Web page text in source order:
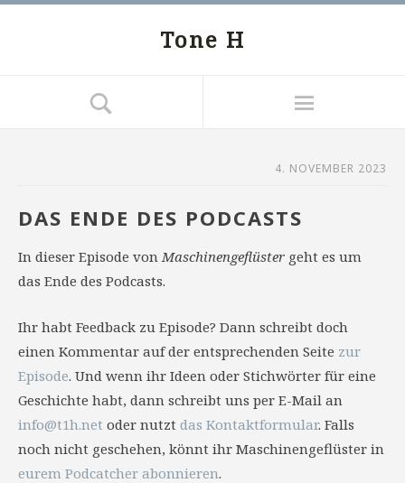
Tone H
4. NOVEMBER 2023
DAS ENDE DES PODCASTS
In dieser Episode vonMaschinengeflüster geht es um
das Ende des Podcasts.
Ihr habt Feedback zu Episode? Dann schreibt doch
einen Kommentar auf der entsprechenden Seite zur
Episode. Und wenn ihr Ideen oder Stichwörter für eine
Geschichte habt, dann schreibt uns per E-Mail an
info@t1h.net oder nutzt das Kontaktformular. Falls
noch nicht geschehen, könnt ihr Maschinengeflüster in
eurem Podcatcher abonnieren.